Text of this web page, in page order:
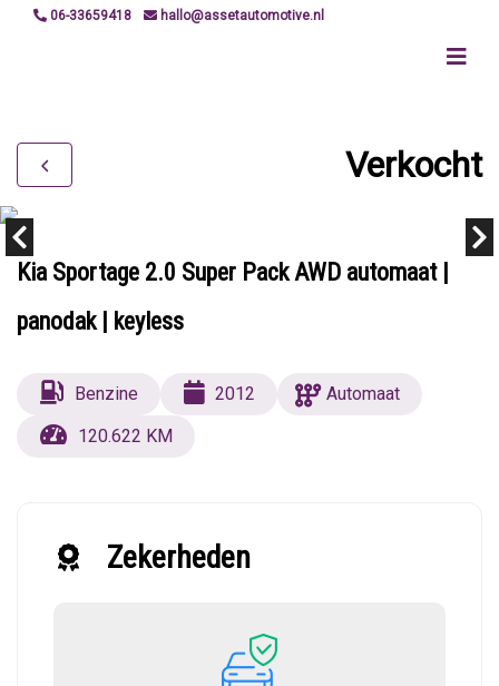
06-33659418 hallo@assetautomotive.nl
Verkocht
Kia Sportage 2.0 Super Pack AWD automaat |
panodak | keyless
Benzine 2012
Automaat
120.622 KM
Zekerheden